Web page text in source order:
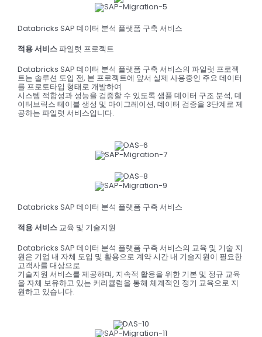
Databricks SAP 데이터 분석 플랫폼 구축 서비스
적용 서비스파일럿 프로젝트
Databricks SAP 데이터 분석 플랫폼 구축 서비스의 파일럿 프로젝
트는 솔루션 도입 전, 본 프로젝트에 앞서 실제 사용중인 주요 데이터
를 프로토타입 형태로 개발하여
시스템 적합성과 성능을 검증할 수 있도록 샘플 데이터 구조 분석, 데
이터브릭스 테이블 생성 및 마이그레이션, 데이터 검증을 3단계로 제
공하는 파일럿 서비스입니다.
Databricks SAP 데이터 분석 플랫폼 구축 서비스
적용 서비스 교육 및 기술지원
Databricks SAP 데이터 분석 플랫폼 구축 서비스의 교육 및 기술 지
원은 기업 내 자체 도입 및 활용으로 계약 시간 내 기술지원이 필요한
고객사를 대상으로
기술지원 서비스를 제공하며, 지속적 활용을 위한 기본 및 정규 교육
을 자체 보유하고 있는 커리큘럼을 통해 체계적인 정기 교육으로 지
원하고 있습니다.